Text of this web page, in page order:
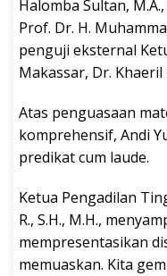
Halomba Sultan,
Prof. Dr. H.
penguji eksternal
Makassar, Dr. Khaeril
Atas penguasaan
komprehensif, Andi
predikat cum laude.
Ketua Pengadilan
R., S.H., M.H.,
mempresentasikan
memuaskan. Kita